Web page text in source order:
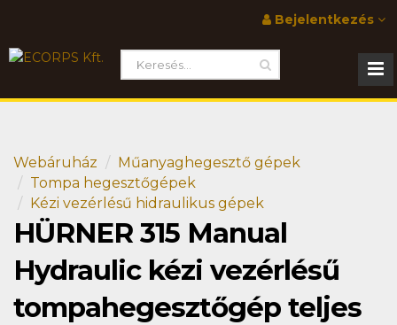
Bejelentkezés
Webáruház
Műanyaghegesztő gépek
Tompa hegesztőgépek
Kézi vezérlésű hidraulikus gépek
HÜRNER 315 Manual
Hydraulic kézi vezérlésű
tompahegesztőgép teljes